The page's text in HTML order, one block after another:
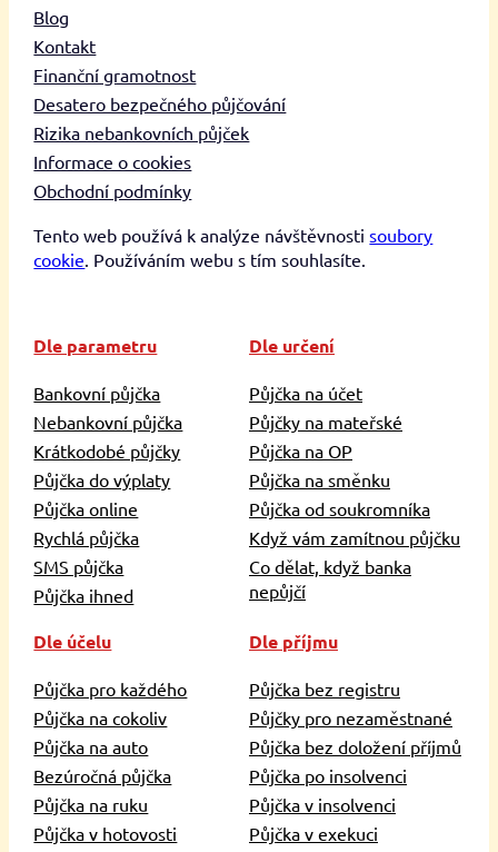
Blog
Kontakt
Finanční gramotnost
Desatero bezpečného půjčování
Rizika nebankovních půjček
Informace o cookies
Obchodní podmínky
Tento web používá k analýze návštěvnostisoubory
cookie . Používáním webu s tím souhlasíte.
Dle parametru
Bankovní půjčka
Nebankovní půjčka
Krátkodobé půjčky
Půjčka do výplaty
Půjčka online
Rychlá půjčka
SMS půjčka
Půjčka ihned
Dle určení
Půjčka na účet
Půjčky na mateřské
Půjčka na OP
Půjčka na směnku
Půjčka od soukromníka
Když vám zamítnou půjčku
Co dělat, když banka
nepůjčí
Dle účelu
Půjčka pro každého
Půjčka na cokoliv
Půjčka na auto
Bezúročná půjčka
Půjčka na ruku
Půjčka v hotovosti
Dle příjmu
Půjčka bez registru
Půjčky pro nezaměstnané
Půjčka bez doložení příjmů
Půjčka po insolvenci
Půjčka v insolvenci
Půjčka v exekuci